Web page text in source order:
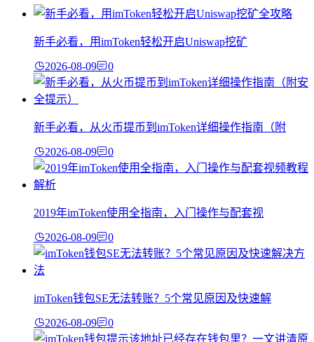
新手必看，用imToken轻松开启Uniswap挖矿
2026-08-09 0
新手必看，从火币提币到imToken详细操作指南（附
2026-08-09 0
2019年imToken使用全指南，入门操作与配套视
2026-08-09 0
imToken钱包SE无法转账？5个常见原因及快速解
2026-08-09 0